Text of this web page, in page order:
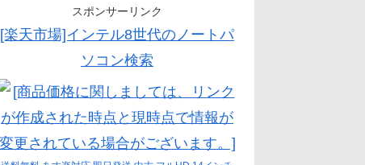
スポンサーリンク
[楽天市場]インテル8世代のノートパ
ソコン検索